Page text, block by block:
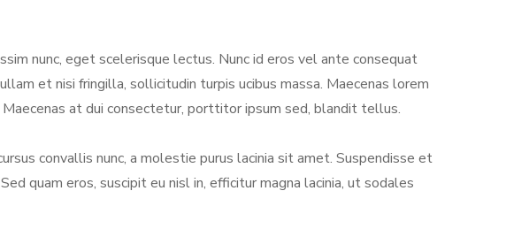
nunc, eget scelerisque lectus. Nunc id eros vel ante consequat
et nisi fringilla, sollicitudin turpis ucibus massa. Maecenas lorem
at dui consectetur, porttitor ipsum sed, blandit tellus.
convallis nunc, a molestie purus lacinia sit amet. Suspendisse et
quam eros, suscipit eu nisl in, efficitur magna lacinia, ut sodales